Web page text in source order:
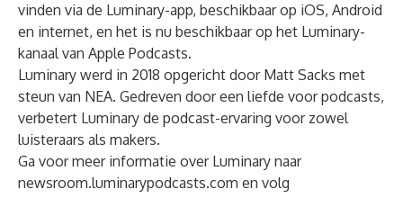
vinden via de Luminary-app, beschikbaar op iOS, Android
en internet, en het is nu beschikbaar op het Luminary-
kanaal van Apple Podcasts.
Luminary werd in 2018 opgericht door Matt Sacks met
steun van NEA. Gedreven door een liefde voor podcasts,
verbetert Luminary de podcast-ervaring voor zowel
luisteraars als makers.
Ga voor meer informatie over Luminary naar
newsroom.luminarypodcasts.com en volg